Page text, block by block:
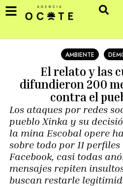
AMBIENTE
El relato y las
difundieron 200
contra el
Los ataques por redes
pueblo Xinka y su
la mina Escobal opere
sobre todo por 11
Facebook, casi todas
mensajes repiten
buscan restarle